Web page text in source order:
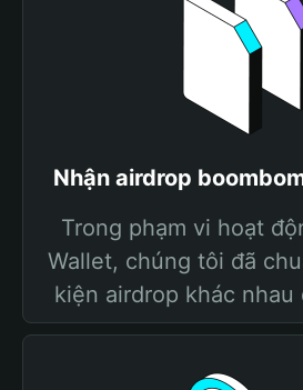
Nhận airdrop
Trong phạm vi hoạt
Wallet, chúng tôi đã
kiện airdrop khác nhau